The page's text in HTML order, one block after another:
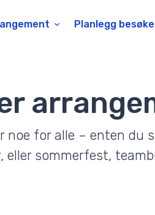
Planlegg
noe for alle – enten du
sommerfest,